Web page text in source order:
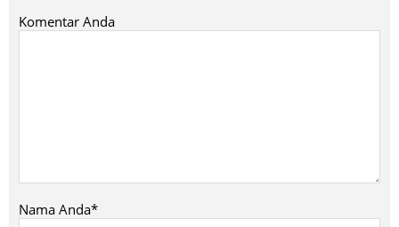
Komentar Anda
Nama Anda*